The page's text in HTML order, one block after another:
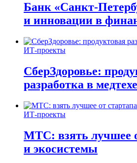
Банк «Санкт-
и инновации в
ИТ-проекты
СберЗдоровье:
разработка в медтехе
ИТ-проекты
МТС: взять лучшее
и экосистемы